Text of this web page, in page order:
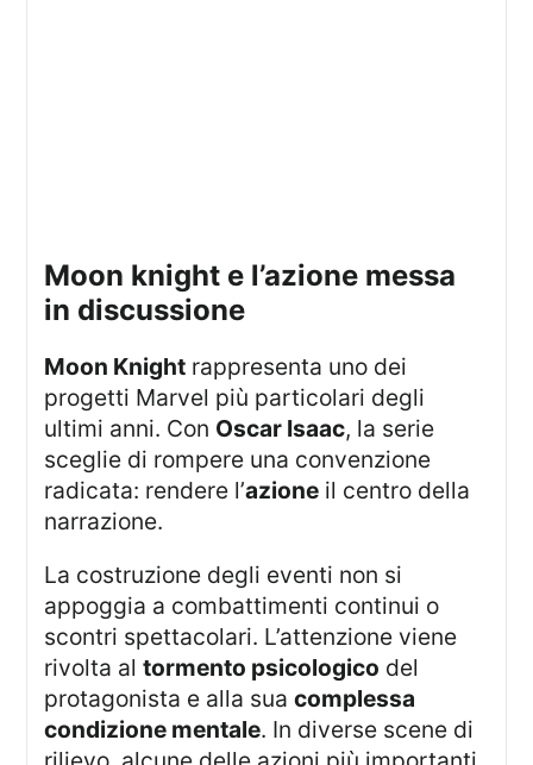
moon knight e l’azione messa
in discussione
Moon Knight rappresenta uno dei
progetti Marvel più particolari degli
ultimi anni. Con Oscar Isaac, la serie
sceglie di rompere una convenzione
radicata: rendere l’azione il centro della
narrazione.
La costruzione degli eventi non si
appoggia a combattimenti continui o
scontri spettacolari. L’attenzione viene
rivolta altormento psicologico del
protagonista e alla suacomplessa
condizione mentale. In diverse scene di